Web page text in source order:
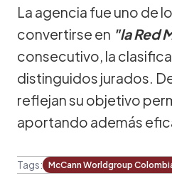
La agencia fue uno de
convertirse en "la Red
consecutivo, la
distinguidos jurados.
reflejan su objetivo
aportando además
Tags: McCann Worldgroup